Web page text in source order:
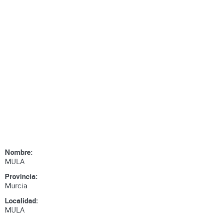
Nombre:
MULA
Provincia:
Murcia
Localidad:
MULA